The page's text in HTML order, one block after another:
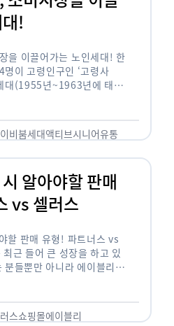
!
을 이끌어가는 노인세대! 한
이 고령인구인 ‘고령사
대(1955년~1963년에 태어
사회가 늙어가는 …
비붐세대액티브시니어유통
알아야할 판매
vs 셀러스
할 판매 유형! 파트너스 vs
근 들어 큰 성장을 하고 있
들뿐만 아니라 에이블리에
스쇼핑몰에이블리